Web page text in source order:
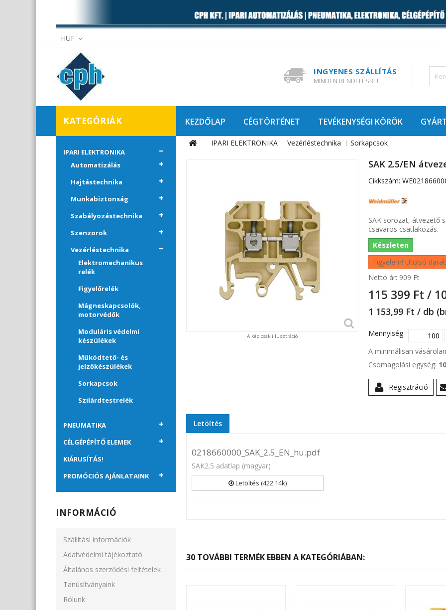
HUF
INGYENES SZÁLLÍTÁS
MINDEN RENDELÉSRE!
KEZDŐLAP CÉGTÖRTÉNET TEVÉKENYSÉGI KÖRÖK
KATEGÓRIÁK
IPARI ELEKTRONIKA
Automatizálás
Hajtástechnika
Munkabiztonság
Szabályozástechnika
Szenzorok
Vezérléstechnika
Elektromechanikus
relék
Figyelőrelék
Mágneskapcsolók,
motorvédők
Moduláris védelmi
készülékek
Működtető- és
jelzőkészülékek
Sorkapcsok
Szilárdtestrelék
PNEUMATIKA
CÉLGÉPÉPÍTŐ ELEMEK
KIÁRUSÍTÁS!
PROMÓCIÓS AJÁNLATAINK
INFORMÁCIÓ
Szállítási információk
Adatvédelmi tájékoztató
Általános szerződési feltételek
Tanúsítványaink
Rólunk
IPARI ELEKTRONIKA Vezérléstechnika Sorkapcsok
A kép csak illusztráció
SAK 2.5/EN
Cikkszám:
SAK sorozat, átvezető
csavaros csatlakozás.
Készleten
Figyelem! Utolsó
Nettó ár: 909 Ft‎
115 399 Ft‎ /
1 153,99 Ft‎ / db
Mennyiség
A minimálisan
Csomagolási egység:
Regisztráció
Letöltés
0218660000_SAK_2.5_EN_hu.pdf
SAK2.5 adatlap (magyar)
Letöltés (422.14k)
30 TOVÁBBI TERMÉK EBBEN A KATEGÓRIÁBAN: